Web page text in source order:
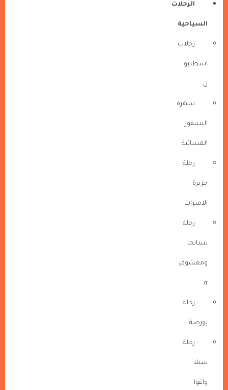
الرحلات
السياحية
رحلات
اسطنبو
ل
سهرة
البسفور
المسائية
رحلة
جزيرة
الاميرات
رحلة
سبانجا
ومعشوقي
ة
رحلة
بورصة
رحلة
شيلا
واغوا